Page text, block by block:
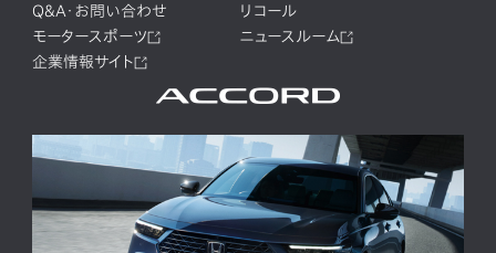
Q&A・お問い合わせ
リコール
モータースポーツ
ニュースルーム
企業情報サイト